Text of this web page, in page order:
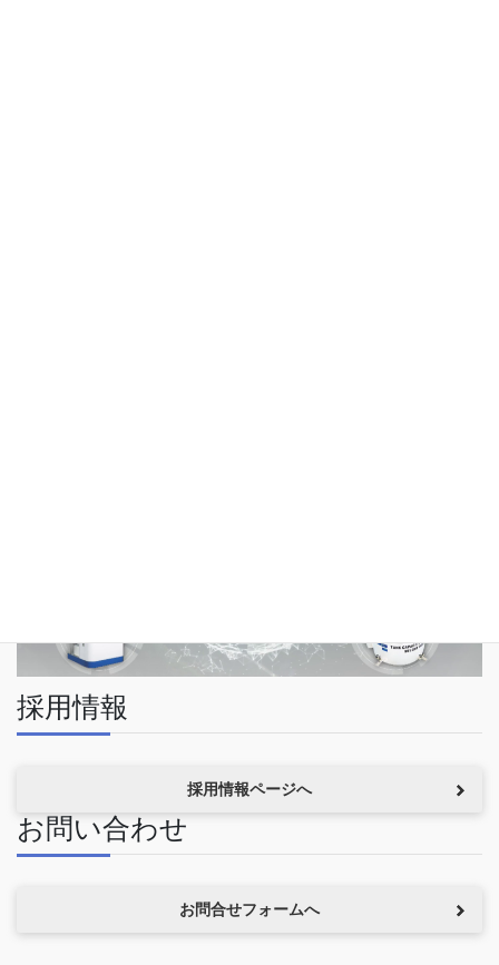
採用情報
採用情報ページへ
お問い合わせ
お問合せフォームへ